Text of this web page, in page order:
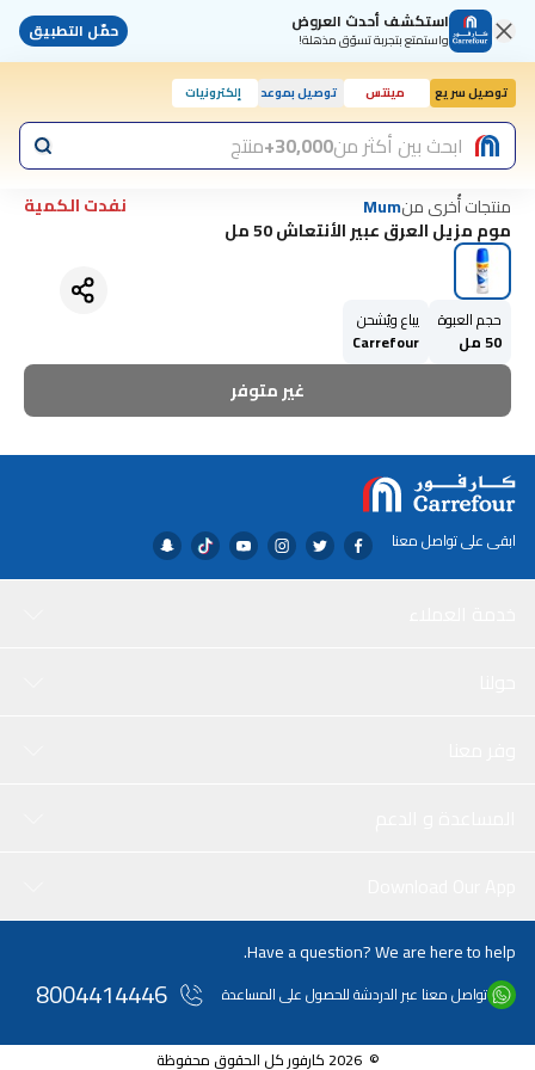
استكشف أحدث العروض
واستمتع بتجربة تسوّق مذهلة! حمّل التطبيق
توصيل سريع مينتس توصيل بموعد إلكترونيات
ابحث بين أكثر من30,000+ منتج
منتجات أُخرى منMum
نفدت الكمية
موم مزيل العرق عبير الأنتعاش 50 مل
حجم العبوة
50 مل
يباع ويُشحن
Carrefour
غير متوفر
ابقى على تواصل معنا
Have a question? We are here to help.
تواصل معنا عبر الدردشة للحصول على المساعدة 8004414446
© 2026 كارفور كل الحقوق محفوظة